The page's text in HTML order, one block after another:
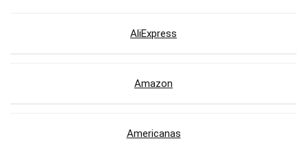
AliExpress
Amazon
Americanas